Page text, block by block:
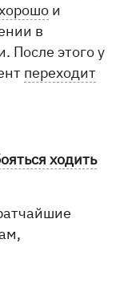
и
в
После этого у
переходит
ходить